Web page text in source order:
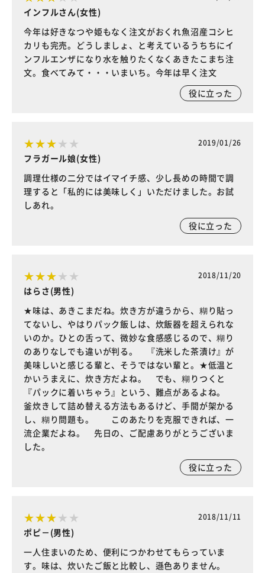
インフルさん(女性)
今年は好きなつや姫もなく注文がおくれ魚沼産コシヒ
カリも完売。どうしましょ、と考えているうちちにイ
ンフルエンザになり水を触りたくなくあきたこまち注
文。食べてみて・・・いまいち。今年は早く注文
役に立った
2019/01/26
フラガール娘(女性)
調理仕様の二分ではイマイチ感、少し長めの時間で調
理すると「私的には美味しく」いただけました。お試
しあれ。
役に立った
2018/11/20
はらさ(男性)
★味は、あきこまだね。炊き方が違うから、糊り貼っ
てないし、やはりパック飯しは、炊飯器を超えられな
いのか。ひとの舌って、微妙な食感感じるので、糊り
のありなしでも違いが判る。 『洗米した茶漬け』が
美味しいと感じる輩と、そうではない輩と。★低温と
かいうまえに、炊き方だよね。 でも、糊りつくと
『パックに着いちゃう』という、難点があるよね。
釜炊きして詰め替える方法もあるけど、手間が架かる
し、糊り問題も。 このあたりを克服できれば、一
流企業だよね。 先日の、ご配慮ありがとうございま
した。
役に立った
2018/11/11
ポピ－(男性)
一人住まいのため、便利につかわせてもらっていま
す。味は、炊いたご飯と比較し、遜色ありません。